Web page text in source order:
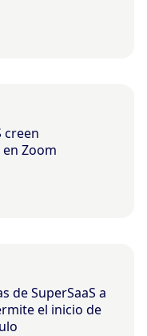
creen
Zoom
de SuperSaaS a
el inicio de